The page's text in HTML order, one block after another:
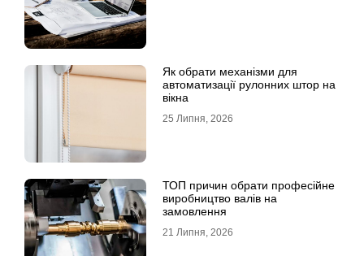
Як обрати механізми для
автоматизації рулонних штор на
вікна
25 Липня, 2026
ТОП причин обрати професійне
виробництво валів на
замовлення
21 Липня, 2026